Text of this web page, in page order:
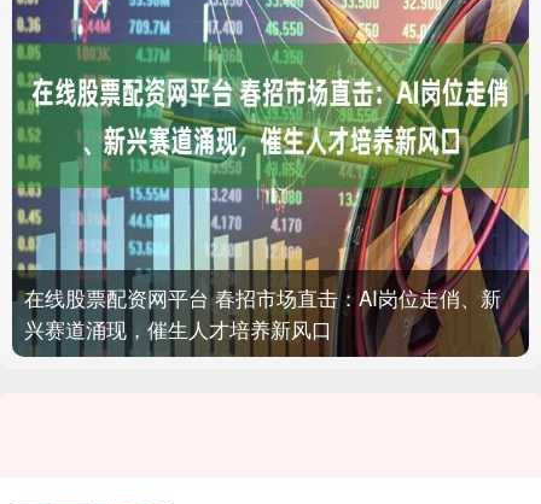
在线股票配资网平台 春招市场直击：AI岗位走俏、新
兴赛道涌现，催生人才培养新风口